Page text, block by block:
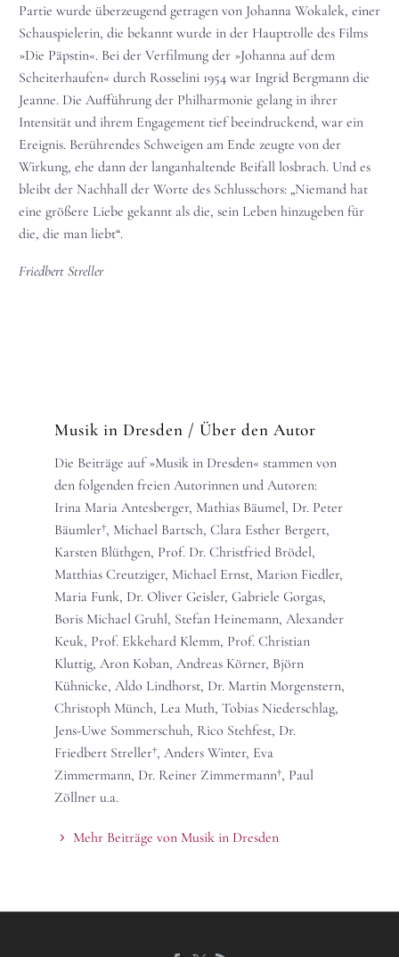
Partie wurde überzeugend getragen von Johanna Wokalek, einer
Schauspielerin, die bekannt wurde in der Hauptrolle des Films
»Die Päpstin«. Bei der Verfilmung der »Johanna auf dem
Scheiterhaufen« durch Rosselini 1954 war Ingrid Bergmann die
Jeanne. Die Aufführung der Philharmonie gelang in ihrer
Intensität und ihrem Engagement tief beeindruckend, war ein
Ereignis. Berührendes Schweigen am Ende zeugte von der
Wirkung, ehe dann der langanhaltende Beifall losbrach. Und es
bleibt der Nachhall der Worte des Schlusschors: „Niemand hat
eine größere Liebe gekannt als die, sein Leben hinzugeben für
die, die man liebt“.
Friedbert Streller
Musik in Dresden / Über den Autor
Die Beiträge auf »Musik in Dresden« stammen von
den folgenden freien Autorinnen und Autoren:
Irina Maria Antesberger, Mathias Bäumel, Dr. Peter
Bäumler†, Michael Bartsch, Clara Esther Bergert,
Karsten Blüthgen, Prof. Dr. Christfried Brödel,
Matthias Creutziger, Michael Ernst, Marion Fiedler,
Maria Funk, Dr. Oliver Geisler, Gabriele Gorgas,
Boris Michael Gruhl, Stefan Heinemann, Alexander
Keuk, Prof. Ekkehard Klemm, Prof. Christian
Kluttig, Aron Koban, Andreas Körner, Björn
Kühnicke, Aldo Lindhorst, Dr. Martin Morgenstern,
Christoph Münch, Lea Muth, Tobias Niederschlag,
Jens-Uwe Sommerschuh, Rico Stehfest, Dr.
Friedbert Streller†, Anders Winter, Eva
Zimmermann, Dr. Reiner Zimmermann†, Paul
Zöllner u.a.
Mehr Beiträge von Musik in Dresden